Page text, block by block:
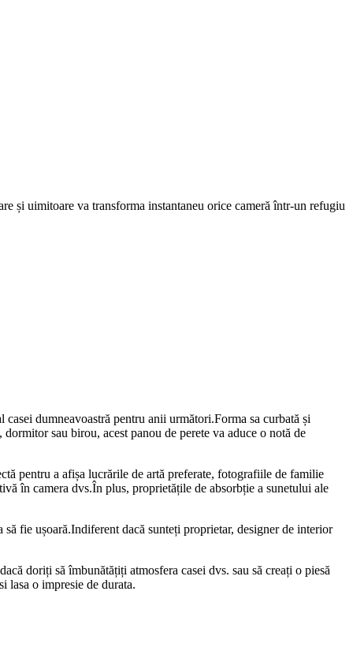
și uimitoare va transforma instantaneu orice cameră într-un refugiu
dumneavoastră pentru anii următori.Forma sa curbată și
sau birou, acest panou de perete va aduce o notă de
pentru a afișa lucrările de artă preferate, fotografiile de familie
în camera dvs.În plus, proprietățile de absorbție a sunetului ale
fie ușoară.Indiferent dacă sunteți proprietar, designer de interior
doriți să îmbunătățiți atmosfera casei dvs. sau să creați o piesă
lasa o impresie de durata.